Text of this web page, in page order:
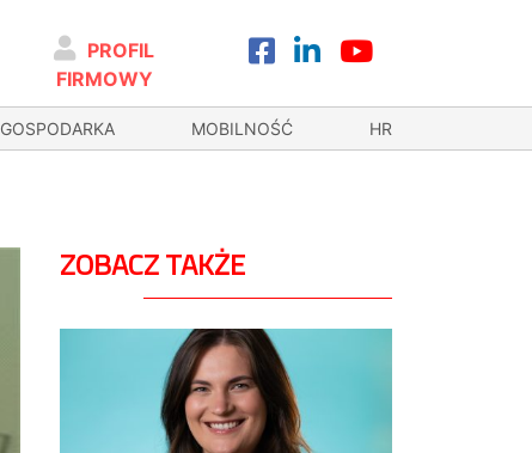
PROFIL
FIRMOWY
GOSPODARKA MOBILNOŚĆ HR
ZOBACZ TAKŻE